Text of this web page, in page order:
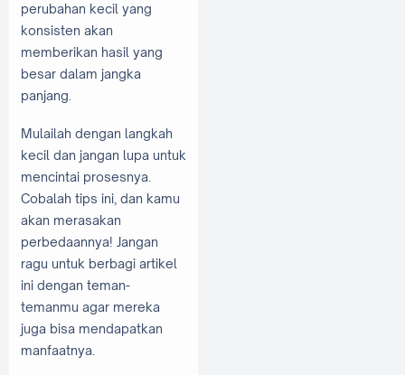
perubahan kecil yang
konsisten akan
memberikan hasil yang
besar dalam jangka
panjang.
Mulailah dengan langkah
kecil dan jangan lupa untuk
mencintai prosesnya.
Cobalah tips ini, dan kamu
akan merasakan
perbedaannya! Jangan
ragu untuk berbagi artikel
ini dengan teman-
temanmu agar mereka
juga bisa mendapatkan
manfaatnya.